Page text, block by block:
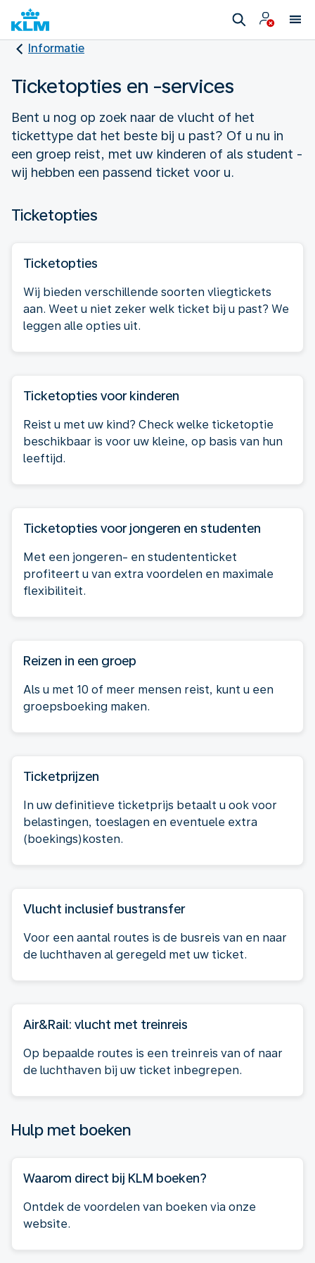
Informatie
Ticketopties en -services
Bent u nog op zoek naar de vlucht of het
tickettype dat het beste bij u past? Of u nu in
een groep reist, met uw kinderen of als student -
wij hebben een passend ticket voor u.
Ticketopties
Ticketopties
Wij bieden verschillende soorten vliegtickets
aan. Weet u niet zeker welk ticket bij u past? We
leggen alle opties uit.
Ticketopties voor kinderen
Reist u met uw kind? Check welke ticketoptie
beschikbaar is voor uw kleine, op basis van hun
leeftijd.
Ticketopties voor jongeren en studenten
Met een jongeren- en studententicket
profiteert u van extra voordelen en maximale
flexibiliteit.
Reizen in een groep
Als u met 10 of meer mensen reist, kunt u een
groepsboeking maken.
Ticketprijzen
In uw definitieve ticketprijs betaalt u ook voor
belastingen, toeslagen en eventuele extra
(boekings)kosten.
Vlucht inclusief bustransfer
Voor een aantal routes is de busreis van en naar
de luchthaven al geregeld met uw ticket.
Air&Rail: vlucht met treinreis
Op bepaalde routes is een treinreis van of naar
de luchthaven bij uw ticket inbegrepen.
Hulp met boeken
Waarom direct bij KLM boeken?
Ontdek de voordelen van boeken via onze
website.